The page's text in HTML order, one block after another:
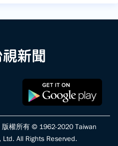
權所有 © 1962-2020 Taiwan
All Rights Reserved.